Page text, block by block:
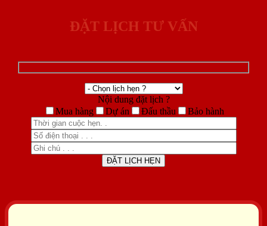
ĐẶT LỊCH TƯ VẤN
Nội dung đặt lịch ?
Mua hàng
Dự án Đấu thầu Bảo hành